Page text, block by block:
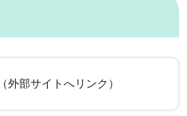
外部サイトへリンク）